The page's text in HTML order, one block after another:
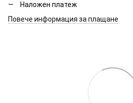
Наложен платеж
Повече информация за плащане